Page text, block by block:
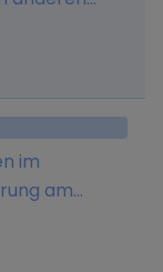
wie
und
im
am
von